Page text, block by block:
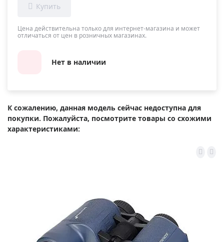
Цена действительна только для интернет-магазина и может
отличаться от цен в розничных магазинах.
Нет в наличии
К сожалению, данная модель сейчас недоступна для
покупки. Пожалуйста, посмотрите товары со схожими
характеристиками: